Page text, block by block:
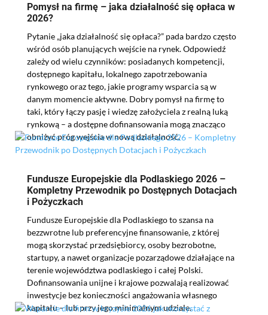
Pomysł na firmę – jaka działalność się opłaca w
2026?
Pytanie „jaka działalność się opłaca?” pada bardzo często
wśród osób planujących wejście na rynek. Odpowiedź
zależy od wielu czynników: posiadanych kompetencji,
dostępnego kapitału, lokalnego zapotrzebowania
rynkowego oraz tego, jakie programy wsparcia są w
danym momencie aktywne. Dobry pomysł na firmę to
taki, który łączy pasję i wiedzę założyciela z realną luką
rynkową – a dostępne dofinansowania mogą znacząco
obniżyć próg wejścia w nową działalność.
Fundusze Europejskie dla Podlaskiego 2026 –
Kompletny Przewodnik po Dostępnych Dotacjach
i Pożyczkach
Fundusze Europejskie dla Podlaskiego to szansa na
bezzwrotne lub preferencyjne finansowanie, z której
mogą skorzystać przedsiębiorcy, osoby bezrobotne,
startupy, a nawet organizacje pozarządowe działające na
terenie województwa podlaskiego i całej Polski.
Dofinansowania unijne i krajowe pozwalają realizować
inwestycje bez konieczności angażowania własnego
kapitału – lub przy jego minimalnym udziale.